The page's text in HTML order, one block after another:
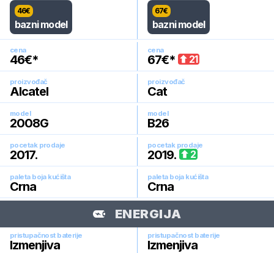
46€
bazni model
67€
bazni model
cena
46€*
cena
67€* 21
proizvođač
Alcatel
proizvođač
Cat
model
2008G
model
B26
pocetak prodaje
2017.
pocetak prodaje
2019. 2
paleta boja kućišta
Crna
paleta boja kućišta
Crna
ENERGIJA
pristupačnost baterije
Izmenjiva
pristupačnost baterije
Izmenjiva